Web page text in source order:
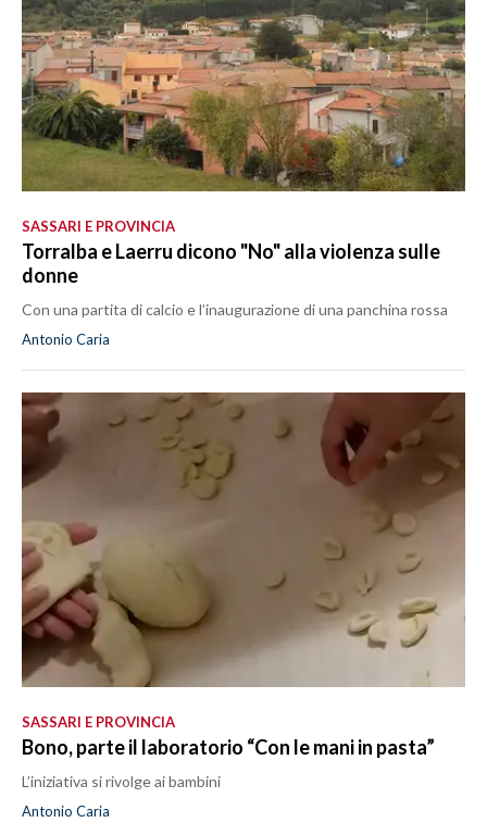
SASSARI E PROVINCIA
Torralba e Laerru dicono "No" alla violenza sulle
donne
Con una partita di calcio e l’inaugurazione di una panchina rossa
Antonio Caria
SASSARI E PROVINCIA
Bono, parte il laboratorio “Con le mani in pasta”
L’iniziativa si rivolge ai bambini
Antonio Caria